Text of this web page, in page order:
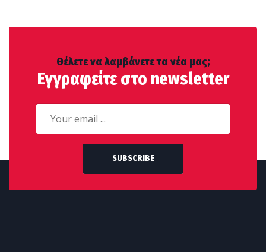
Θέλετε να λαμβάνετε τα νέα μας;
Εγγραφείτε στο newsletter
SUBSCRIBE